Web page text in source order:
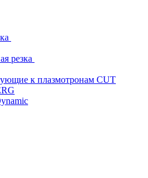
резка
к плазмотронам CUT